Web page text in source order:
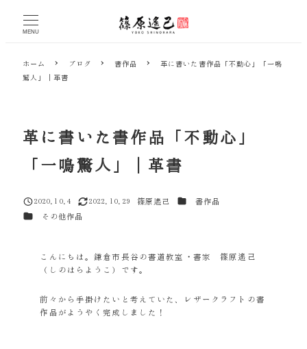
MENU
ホーム ブログ 書作品
革に書いた書作品「不動心」「一鳴
驚人」｜革書
革に書いた書作品「不動心」
「一鳴驚人」｜革書
投稿日
2020.10.4
更新日
2022.10.29
篠原遙己 カテゴリー
書作品
カテゴリーその他作品
こんにちは。鎌倉市長谷の書道教室・書家 篠原遙己
（しのはらようこ）です。
前々から手掛けたいと考えていた、レザークラフトの書
作品がようやく完成しました！